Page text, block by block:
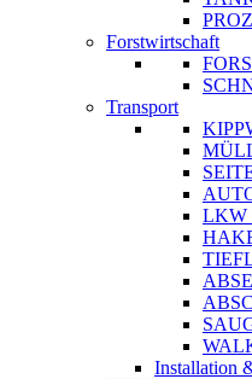
Forstwirtschaft
Transport
LKW
Installation